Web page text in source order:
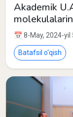
Akademik
pufakchalar
📅 8-May, 2024-yil
Batafsil o‘qish